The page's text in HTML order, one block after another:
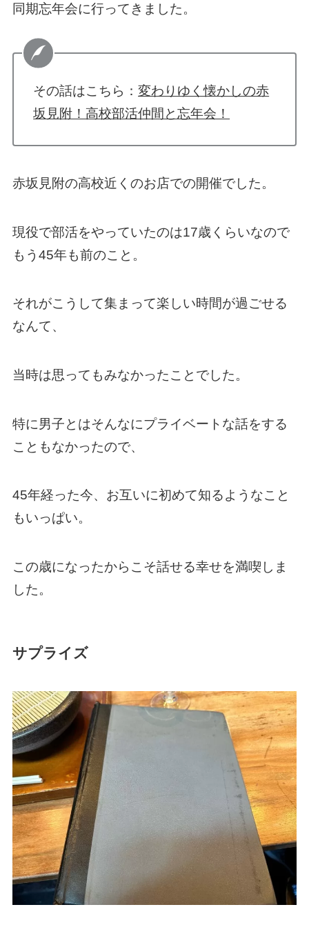
同期忘年会に行ってきました。
その話はこちら：変わりゆく懐かしの赤
坂見附！高校部活仲間と忘年会！
赤坂見附の高校近くのお店での開催でした。
現役で部活をやっていたのは17歳くらいなので
もう45年も前のこと。
それがこうして集まって楽しい時間が過ごせる
なんて、
当時は思ってもみなかったことでした。
特に男子とはそんなにプライベートな話をする
こともなかったので、
45年経った今、お互いに初めて知るようなこと
もいっぱい。
この歳になったからこそ話せる幸せを満喫しま
した。
サプライズ